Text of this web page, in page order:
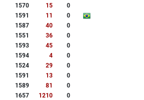
1570 15
0
1591 11
0
1587 40
0
1551 36
0
1593 45
0
1594 4
0
1524 29
0
1591 13
0
1589 81
0
1657 1210
0